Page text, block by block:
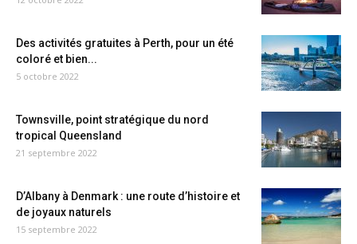
Des activités gratuites à Perth, pour un été
coloré et bien...
5 octobre 2022
Townsville, point stratégique du nord
tropical Queensland
21 septembre 2022
D’Albany à Denmark : une route d’histoire et
de joyaux naturels
15 septembre 2022